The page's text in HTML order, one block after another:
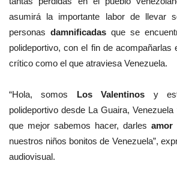
asumirá la importante labor de llevar
personas damnificadas que se
polideportivo, con el fin de acompañarlas
crítico como el que atraviesa Venezuela.
“Hola, somos Los Valentinos y
polideportivo desde La Guaira,
que mejor sabemos hacer, darles amor
nuestros niños bonitos de Venezuela”,
audiovisual.